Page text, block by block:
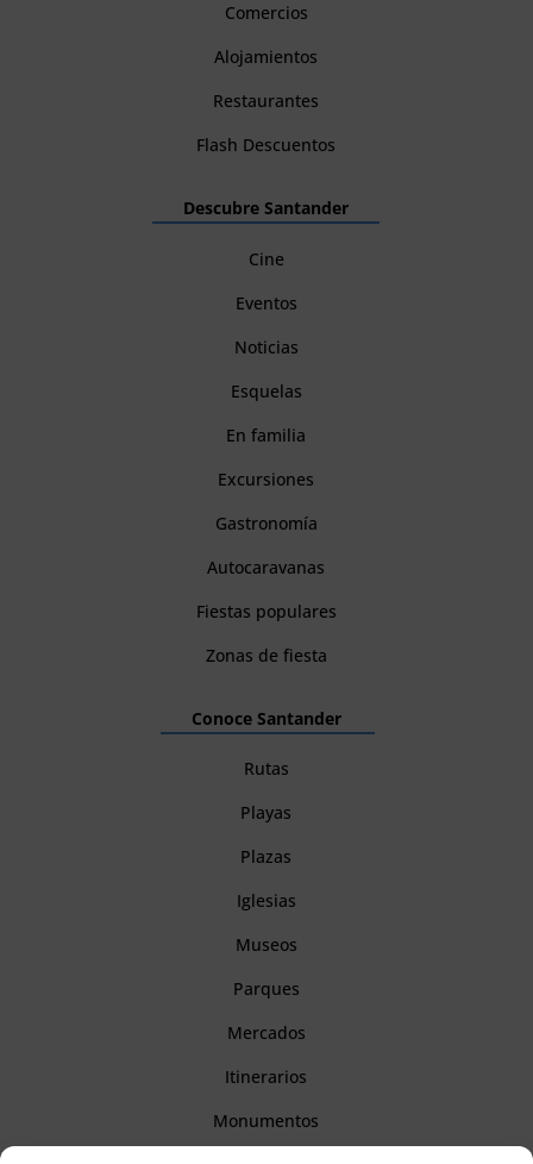
Comercios
Alojamientos
Restaurantes
Flash Descuentos
Descubre Santander
Cine
Eventos
Noticias
Esquelas
En familia
Excursiones
Gastronomía
Autocaravanas
Fiestas populares
Zonas de fiesta
Conoce Santander
Rutas
Playas
Plazas
Iglesias
Museos
Parques
Mercados
Itinerarios
Monumentos